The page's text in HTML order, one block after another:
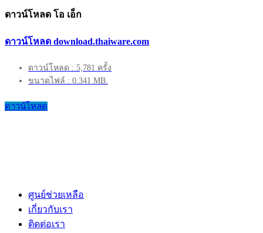
ดาวน์โหลด โอ เอ็ก
ดาวน์โหลด download.thaiware.com
ดาวน์โหลด : 5,781 ครั้ง
ขนาดไฟล์ : 0.341 MB.
ดาวน์โหลด
ศูนย์ช่วยเหลือ
เกี่ยวกับเรา
ติดต่อเรา